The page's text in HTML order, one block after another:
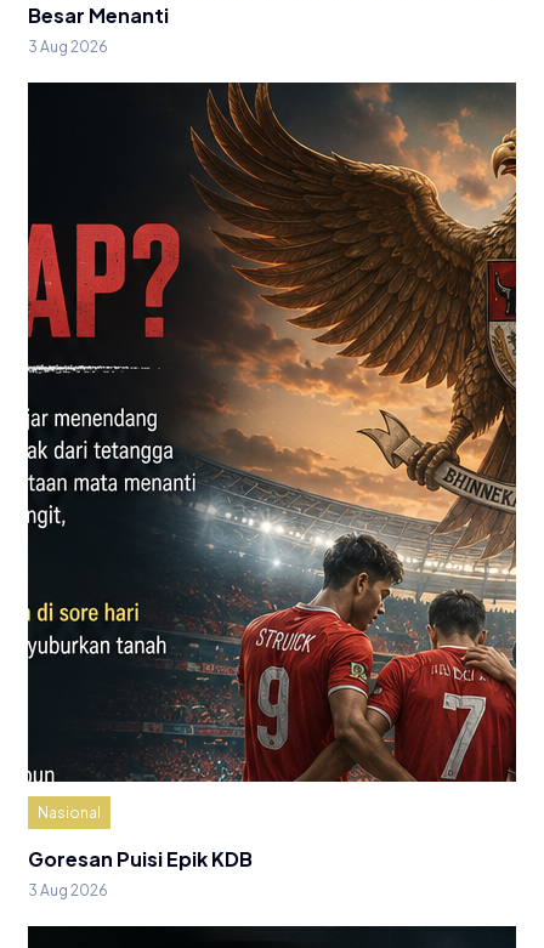
Besar Menanti
3 Aug 2026
Nasional
Goresan Puisi Epik KDB
3 Aug 2026